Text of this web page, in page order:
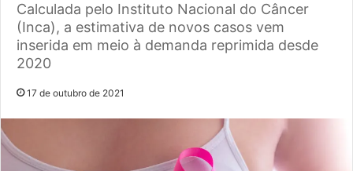
Calculada pelo Instituto Nacional do Câncer
(Inca), a estimativa de novos casos vem
inserida em meio à demanda reprimida desde
2020
17 de outubro de 2021